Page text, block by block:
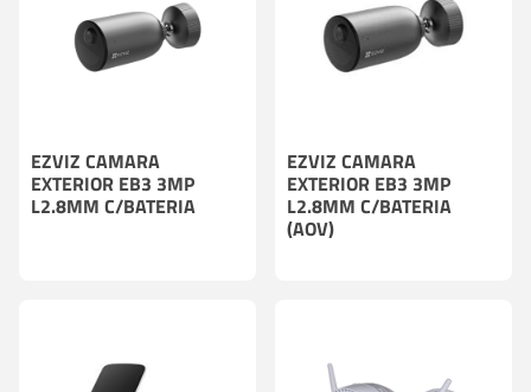
EZVIZ CAMARA
EXTERIOR EB3 3MP
L2.8MM C/BATERIA
EZVIZ CAMARA
EXTERIOR EB3 3MP
L2.8MM C/BATERIA
(AOV)